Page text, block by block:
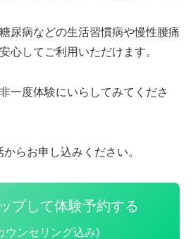
尿病などの生活習慣病や慢性腰痛
心してご利用いただけます。
一度体験にいらしてみてくださ
らお申し込みください。
プして体験予約する
ウンセリング込み)